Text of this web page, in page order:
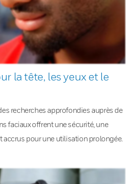
la tête, les yeux et le
recherches approfondies auprès de
faciaux offrent une sécurité, une
accrus pour une utilisation prolongée.